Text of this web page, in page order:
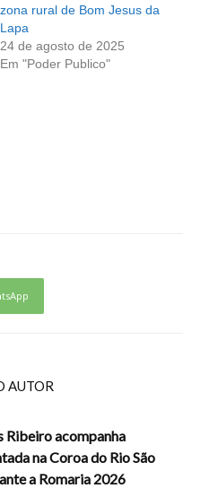
zona rural de Bom Jesus da
Lapa
24 de agosto de 2025
Em "Poder Publico"
AUTOR
Ribeiro acompanha
na Coroa do Rio São
a Romaria 2026